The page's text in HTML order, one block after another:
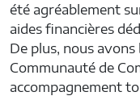
été agréablement
aides financières
De plus, nous avons
Communauté de
accompagnement